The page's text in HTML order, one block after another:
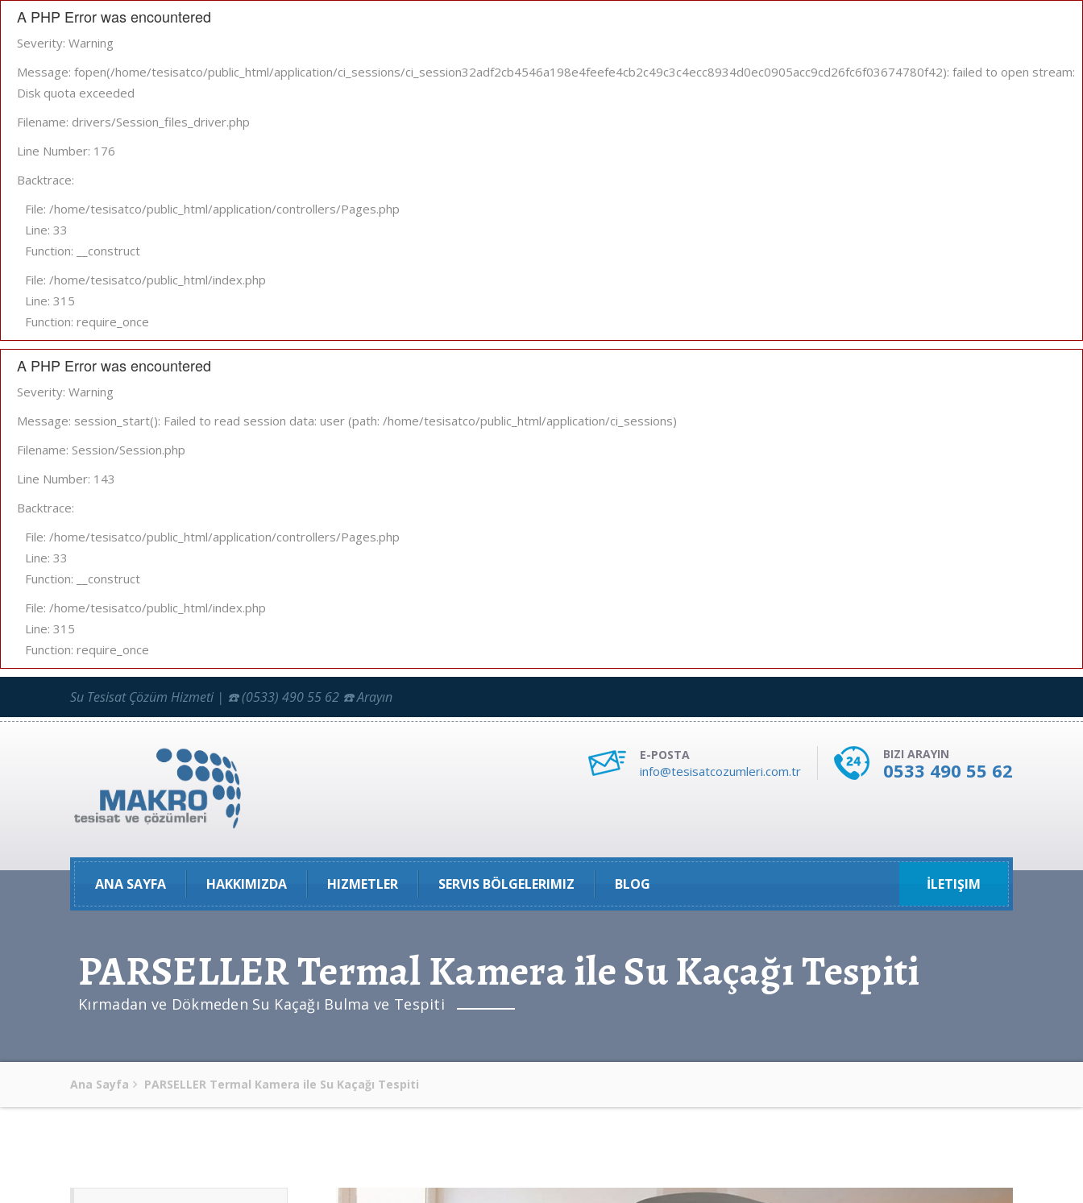
A PHP Error was encountered
Severity: Warning
Message: fopen(/home/tesisatco/public_html/application/ci_sessions/ci_session32adf2cb4546a198e4feefe4cb2c49c3c4ecc8934d0ec0905acc9cd26fc6f03674780f42): failed to open stream:
Disk quota exceeded
Filename: drivers/Session_files_driver.php
Line Number: 176
Backtrace:
File: /home/tesisatco/public_html/application/controllers/Pages.php
Line: 33
Function: __construct
File: /home/tesisatco/public_html/index.php
Line: 315
Function: require_once
A PHP Error was encountered
Severity: Warning
Message: session_start(): Failed to read session data: user (path: /home/tesisatco/public_html/application/ci_sessions)
Filename: Session/Session.php
Line Number: 143
Backtrace:
File: /home/tesisatco/public_html/application/controllers/Pages.php
Line: 33
Function: __construct
File: /home/tesisatco/public_html/index.php
Line: 315
Function: require_once
Su Tesisat Çözüm Hizmeti | ☎️ (0533) 490 55 62 ☎️ Arayın
E-POSTA
info@tesisatcozumleri.com.tr
BIZI ARAYIN
0533 490 55 62
ANA SAYFA HAKKIMIZDA HIZMETLER SERVIS BÖLGELERIMIZ BLOG İLETIŞIM
PARSELLER Termal Kamera ile Su Kaçağı Tespiti
Kırmadan ve Dökmeden Su Kaçağı Bulma ve Tespiti
Ana Sayfa PARSELLER Termal Kamera ile Su Kaçağı Tespiti